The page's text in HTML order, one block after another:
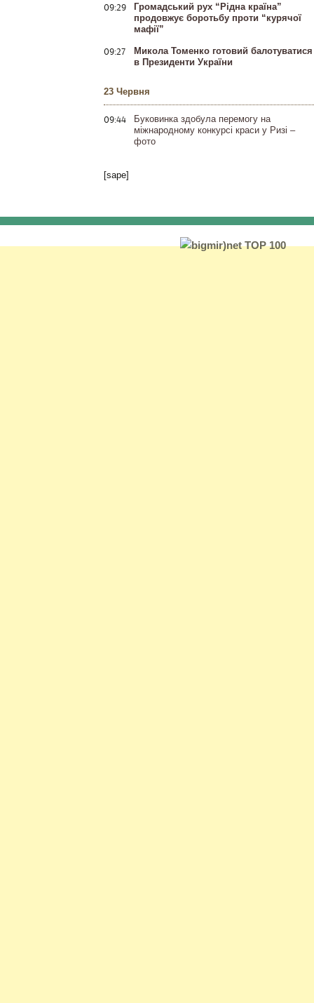
09:29
Громадський рух “Рідна країна”
продовжує боротьбу проти “курячої
мафії”
09:27
Микола Томенко готовий балотуватися
в Президенти України
23 Червня
09:44
Буковинка здобула перемогу на
міжнародному конкурсі краси у Ризі –
фото
[sape]